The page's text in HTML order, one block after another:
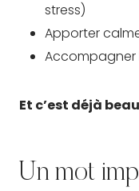
stress)
Apporter
Accompagner
Et c’est déjà
Un mot